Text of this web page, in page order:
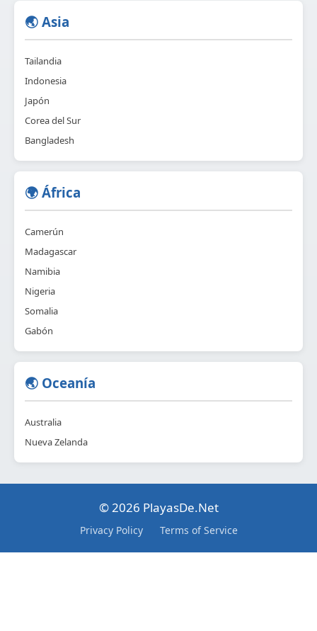
🌏 Asia
Tailandia
Indonesia
Japón
Corea del Sur
Bangladesh
🌍 África
Camerún
Madagascar
Namibia
Nigeria
Somalia
Gabón
🌏 Oceanía
Australia
Nueva Zelanda
© 2026 PlayasDe.Net
Privacy Policy Terms of Service